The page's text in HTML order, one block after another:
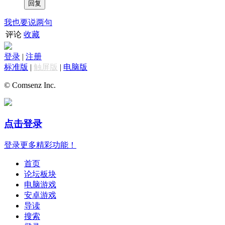
我也要说两句
评论 收藏
登录 | 注册
标准版 | 触屏版 | 电脑版
© Comsenz Inc.
点击登录
登录更多精彩功能！
首页
论坛板块
电脑游戏
安卓游戏
导读
搜索